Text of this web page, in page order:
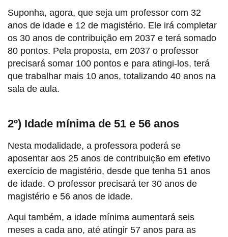
Suponha, agora, que seja um professor com 32
anos de idade e 12 de magistério. Ele irá completar
os 30 anos de contribuição em 2037 e terá somado
80 pontos. Pela proposta, em 2037 o professor
precisará somar 100 pontos e para atingi-los, terá
que trabalhar mais 10 anos, totalizando 40 anos na
sala de aula.
2º) Idade mínima de 51 e 56 anos
Nesta modalidade, a professora poderá se
aposentar aos 25 anos de contribuição em efetivo
exercício de magistério, desde que tenha 51 anos
de idade. O professor precisará ter 30 anos de
magistério e 56 anos de idade.
Aqui também, a idade mínima aumentará seis
meses a cada ano, até atingir 57 anos para as